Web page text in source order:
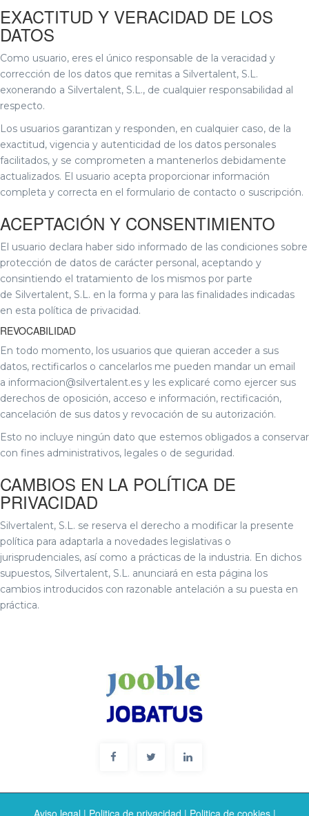
EXACTITUD Y VERACIDAD DE LOS
DATOS
Como usuario, eres el único responsable de la veracidad y
corrección de los datos que remitas a Silvertalent, S.L.
exonerando a Silvertalent, S.L., de cualquier responsabilidad al
respecto.
Los usuarios garantizan y responden, en cualquier caso, de la
exactitud, vigencia y autenticidad de los datos personales
facilitados, y se comprometen a mantenerlos debidamente
actualizados. El usuario acepta proporcionar información
completa y correcta en el formulario de contacto o suscripción.
ACEPTACIÓN Y CONSENTIMIENTO
El usuario declara haber sido informado de las condiciones sobre
protección de datos de carácter personal, aceptando y
consintiendo el tratamiento de los mismos por parte
de Silvertalent, S.L. en la forma y para las finalidades indicadas
en esta política de privacidad.
REVOCABILIDAD
En todo momento, los usuarios que quieran acceder a sus
datos, rectificarlos o cancelarlos me pueden mandar un email
a informacion@silvertalent.es y les explicaré como ejercer sus
derechos de oposición, acceso e información, rectificación,
cancelación de sus datos y revocación de su autorización.
Esto no incluye ningún dato que estemos obligados a conservar
con fines administrativos, legales o de seguridad.
CAMBIOS EN LA POLÍTICA DE
PRIVACIDAD
Silvertalent, S.L. se reserva el derecho a modificar la presente
política para adaptarla a novedades legislativas o
jurisprudenciales, así como a prácticas de la industria. En dichos
supuestos, Silvertalent, S.L. anunciará en esta página los
cambios introducidos con razonable antelación a su puesta en
práctica.